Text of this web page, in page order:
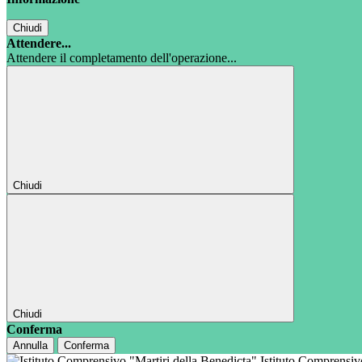
Chiudi
Attendere...
Attendere il completamento dell'operazione...
Chiudi
Chiudi
Conferma
Annulla Conferma